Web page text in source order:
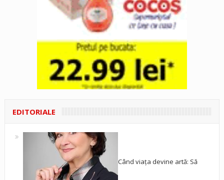
EDITORIALE
Când viața devine artă: Să